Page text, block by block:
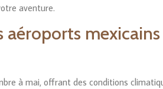
aventure.
aéroports
à mai, offrant des conditions